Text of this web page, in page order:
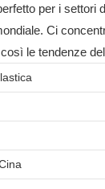
per i
Ci
le tendenze